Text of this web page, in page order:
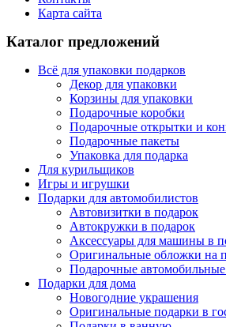
Карта сайта
Каталог предложений
Всё для упаковки подарков
Декор для упаковки
Корзины для упаковки
Подарочные коробки
Подарочные открытки и
Подарочные пакеты
Упаковка для подарка
Для курильщиков
Игры и игрушки
Подарки для автомобилистов
Автовизитки в подарок
Автокружки в подарок
Аксессуары для машины в
Оригинальные обложки на
Подарочные
Подарки для дома
Новогодние украшения
Оригинальные подарки в